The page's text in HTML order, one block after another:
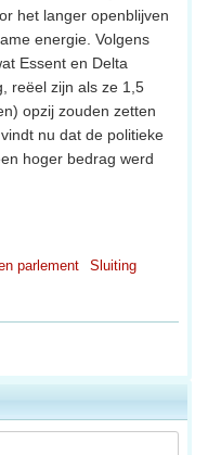
het langer openblijven
energie. Volgens
Essent en Delta
reëel zijn als ze 1,5
opzij zouden zetten
nu dat de politieke
hoger bedrag werd
parlement Sluiting